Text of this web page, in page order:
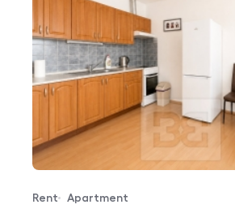
Offer type
Rent
Property type
Apartment